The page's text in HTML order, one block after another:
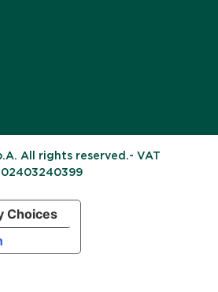
All rights reserved.- VAT
02403240399
Choices